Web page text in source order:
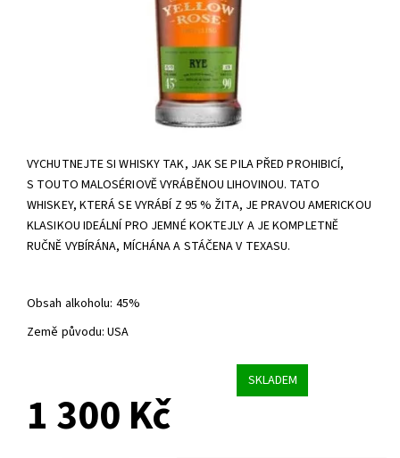
VYCHUTNEJTE SI WHISKY TAK, JAK SE PILA PŘED PROHIBICÍ,
S TOUTO MALOSÉRIOVĚ VYRÁBĚNOU LIHOVINOU. TATO
WHISKEY, KTERÁ SE VYRÁBÍ Z 95 % ŽITA, JE PRAVOU AMERICKOU
KLASIKOU IDEÁLNÍ PRO JEMNÉ KOKTEJLY A JE KOMPLETNĚ
RUČNĚ VYBÍRÁNA, MÍCHÁNA A STÁČENA V TEXASU.
Obsah alkoholu: 45%
Země původu: USA
SKLADEM
1 300 Kč